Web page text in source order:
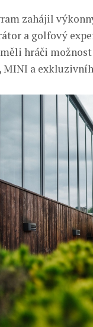
zahájil
a golfový
hráči možnost
MINI a